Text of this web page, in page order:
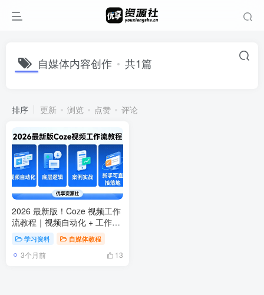
自媒体内容创作 共1篇
排序 更新 浏览 点赞 评论
2026 最新版！Coze 视频工作
流教程｜视频自动化 + 工作流
+ 底层逻辑 + 案例实战
学习资料 自媒体教程
3个月前 13